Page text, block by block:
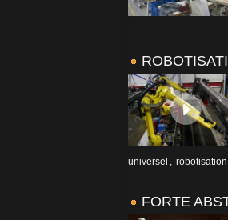
universel , robotisation
FORTE